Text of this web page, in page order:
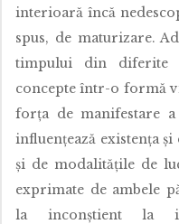
interioară încă
spus, de maturizare.
timpului din diferite
concepte într-o formă
forța de manifestare
influențează existența
și de modalitățile de
exprimate de ambele
la inconștient la